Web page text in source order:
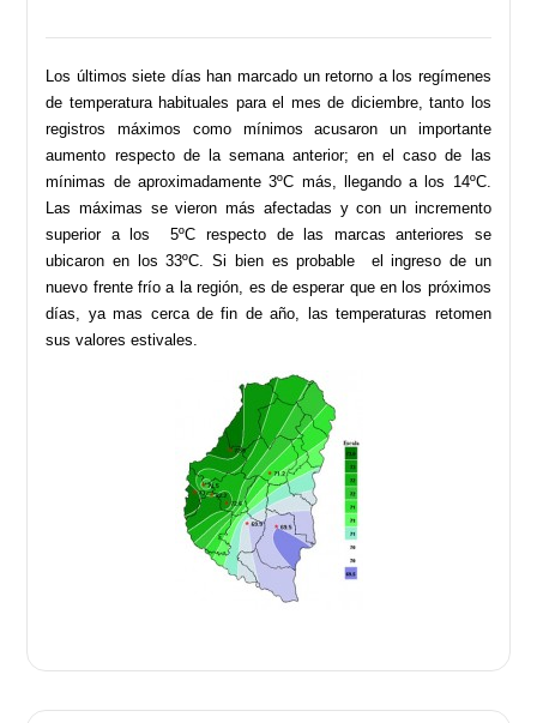
Los últimos siete días han marcado un retorno a los regímenes
de temperatura habituales para el mes de diciembre, tanto los
registros máximos como mínimos acusaron un importante
aumento respecto de la semana anterior; en el caso de las
mínimas de aproximadamente 3ºC más, llegando a los 14ºC.
Las máximas se vieron más afectadas y con un incremento
superior a los 5ºC respecto de las marcas anteriores se
ubicaron en los 33ºC. Si bien es probable el ingreso de un
nuevo frente frío a la región, es de esperar que en los próximos
días, ya mas cerca de fin de año, las temperaturas retomen
sus valores estivales.